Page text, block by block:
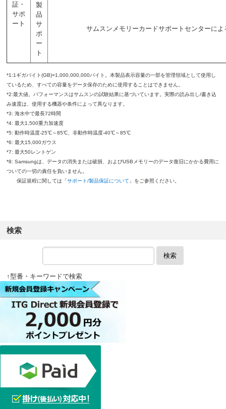
証・
サポ
ート
製
品
サ
ポ
ー
ト
サムスンメモリーカードサポートセンターに
*1:1ギガバイト(GB)=1,000,000,000バイト。本製品表示容量の一部を管理領域として使用し
ているため、すべての容量をデータ保存のために使用することはできません。
*2:最大値。パフォーマンスはサムスンの試験結果に基づいています。実際の読み出し/書き込
み速度は、使用する機器や条件によって異なります。
*3: 海水中で最長72時間
*4: 最大1,500重力加速度
*5: 動作時温度-25℃～85℃、非動作時温度-40℃～85℃
*6: 最大15,000ガウス
*7: 最大50レントゲン
*8: Samsungは、データの消失または破損、およびUSBメモリーのデータ復旧にかかる費用に
ついての一切の責任を負いません。
保証規程に関しては「 サポート/製品保証について 」をご参照ください。
検索
検索
↑型番・キーワードで検索